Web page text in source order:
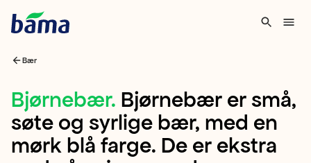
Bær
Bjørnebær
Bjørnebær
er
Bjørnebær. Bjørnebær er små,
søte og syrlige bær, med en
mørk blå farge. De er ekstra